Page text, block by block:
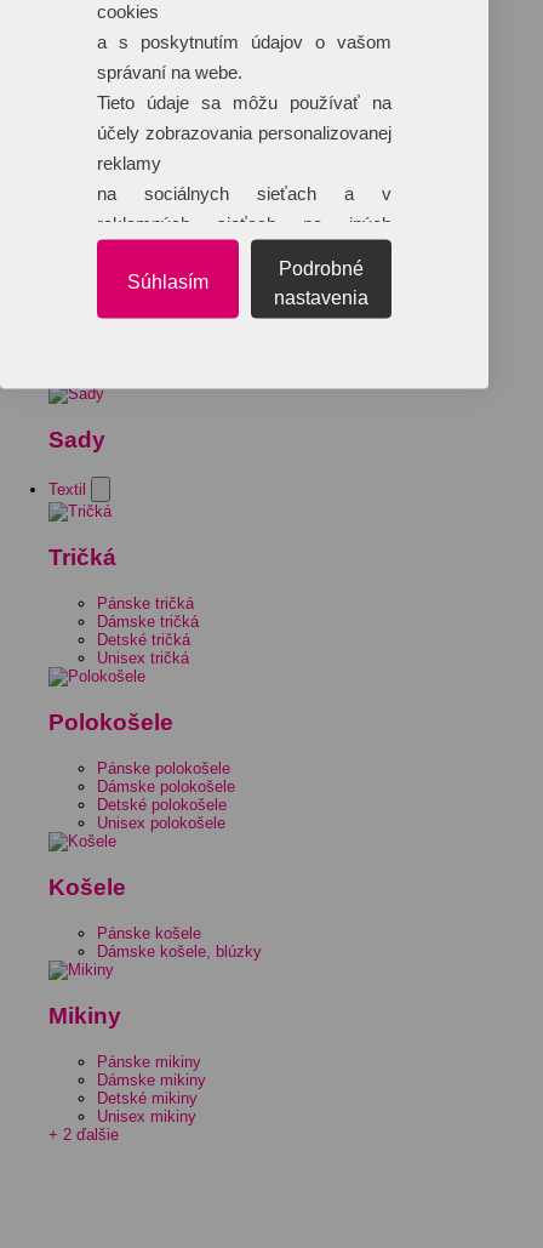
Sady
Textil
Tričká
Pánske tričká
Dámske tričká
Detské tričká
Unisex tričká
Polokošele
Pánske polokošele
Dámske polokošele
Detské polokošele
Unisex polokošele
Košele
Pánske košele
Dámske košele, blúzky
Mikiny
Pánske mikiny
Dámske mikiny
Detské mikiny
Unisex mikiny
+ 2 ďalšie
cookies
a s poskytnutím údajov o vašom
správaní na webe.
Tieto údaje sa môžu používať na
účely zobrazovania personalizovanej
reklamy
na sociálnych sieťach a v
reklamných sieťach na iných
Súhlasím
Podrobné
nastavenia